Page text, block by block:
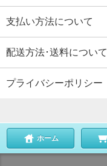
支払い方法について
配送方法･送料について
プライバシーポリシー
ホーム